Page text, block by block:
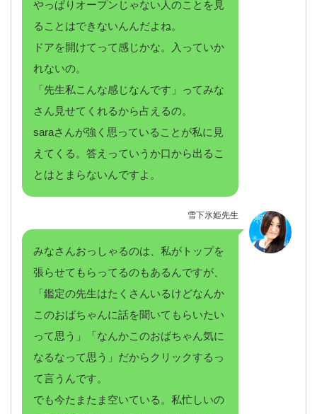
やっぱりオープンじゃない人のことを見
ることはできないんんだよね。
ドアを開けてって感じかな。入っていか
れないの。
「先生私こんな感じなんです」ってみな
さん見せてくれるから占えるの。
saraさんが強く思っていることが私に見
えてくる。答えっていうか口から出るこ
とはとまらないんですよ。
雪下氷姫先生
みなさんおっしゃるのは、私がトップを
張らせてもらってるのもあるんですが、
「鑑定の先生はたくさんいるけどなんか
このおばちゃんに話を聞いてもらいたい
って思う」「なんかこのおばちゃん気に
なるなって思う」だからクリックするっ
て言うんです。
でも今たまたま空いている。私忙しいの